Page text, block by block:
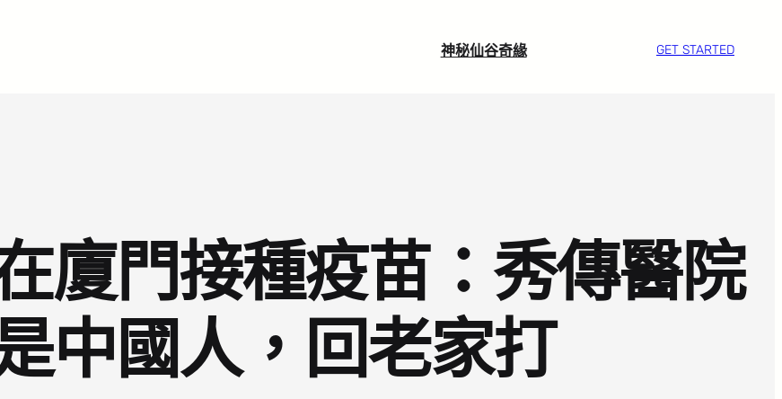
神秘仙谷奇緣 GET STARTED
廈門接種疫苗：秀傳醫院
中國人，回老家打